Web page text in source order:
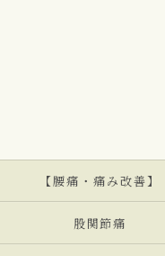
【腰痛・痛み改善】
股関節痛